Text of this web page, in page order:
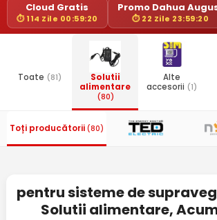
Cloud Gratis
⏱ 114 Zile 00:59:20
Promo Dahua
⏱ 22 Zile 23:59:20
Toate (81)
Solutii
alimentare
(80)
Alte
accesorii (1)
Toți producătorii (80)
pentru sisteme de
Solutii alimentare,